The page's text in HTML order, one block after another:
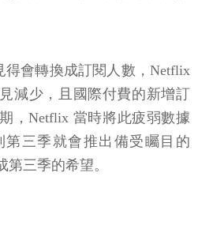
得會轉換成訂閱人數，Netflix
減少，且國際付費的新增訂
，Netflix 當時將此疲弱數據
三季就會推出備受矚目的
第三季的希望。